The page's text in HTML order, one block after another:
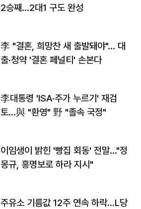
2승째…2대1 구도 완성
李 "결혼, 희망찬 새 출발돼야"… 대
출·청약 '결혼 페널티' 손본다
李대통령 'ISA·주가 누르기' 재검
토…與 "환영" 野 "졸속 국정"
이임생이 밝힌 '빵집 회동' 전말…"정
몽규, 홍명보로 하라 지시"
주유소 기름값 12주 연속 하락…L당